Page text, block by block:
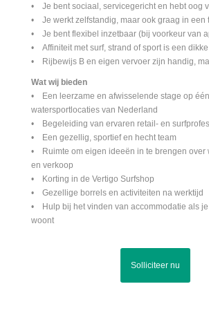
• Je bent sociaal, servicegericht en hebt oog
• Je werkt zelfstandig, maar ook graag in een
• Je bent flexibel inzetbaar (bij voorkeur van
• Affiniteit met surf, strand of sport is een
• Rijbewijs B en eigen vervoer zijn handig,
Wat wij bieden
• Een leerzame en afwisselende stage op
watersportlocaties van Nederland
• Begeleiding van ervaren retail- en
• Een gezellig, sportief en hecht team
• Ruimte om eigen ideeën in te brengen over
en verkoop
• Korting in de Vertigo Surfshop
• Gezellige borrels en activiteiten na werktijd
• Hulp bij het vinden van accommodatie als
woont
Solliciteer nu